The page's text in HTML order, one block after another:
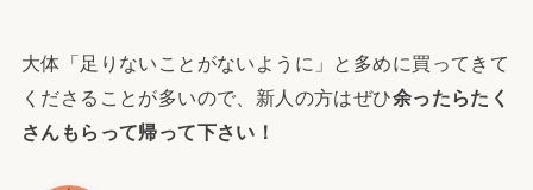
大体「足りないことがないように」と多めに買ってきて
くださることが多いので、新人の方はぜひ余ったらたく
さんもらって帰って下さい！